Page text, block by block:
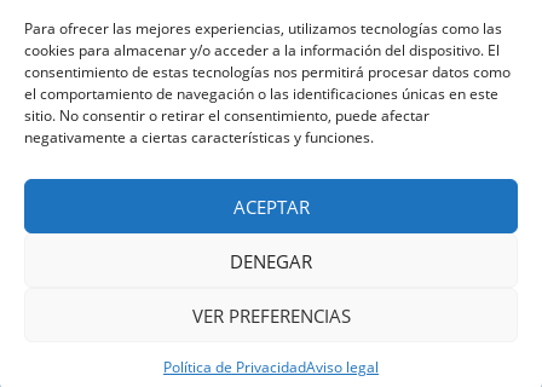
Para ofrecer las mejores experiencias, utilizamos tecnologías como las
cookies para almacenar y/o acceder a la información del dispositivo. El
consentimiento de estas tecnologías nos permitirá procesar datos como
el comportamiento de navegación o las identificaciones únicas en este
sitio. No consentir o retirar el consentimiento, puede afectar
negativamente a ciertas características y funciones.
ACEPTAR
DENEGAR
VER PREFERENCIAS
Política de PrivacidadAviso legal
Tasa de conversión por llamada telefónica
en las ventas
La venta telefónica … ¿sigue funcionando?: te doy dos datos
que demuestran el impacto en venta y con el cliente.
Venta H2H
Venta H2H © 2023 -Aviso Legal-Privacidad